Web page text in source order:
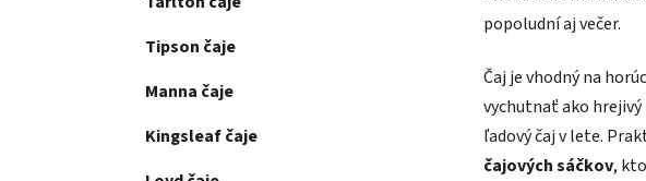
Tipson čaje
Manna čaje
Kingsleaf čaje
popoludní aj večer.
Čaj je vhodný na
vychutnať ako hrejivý
ľadový čaj v lete.
čajových sáčkov,